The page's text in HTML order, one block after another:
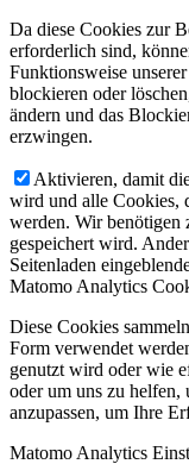
Da diese Cookies zur
erforderlich sind,
Funktionsweise
blockieren oder
ändern und das
erzwingen.
Aktivieren, damit
wird und alle Cookies,
werden. Wir benötigen
gespeichert wird.
Seitenladen
Matomo Analytics
Diese Cookies
Form verwendet
genutzt wird oder wie
oder um uns zu helfen,
anzupassen, um Ihre
Matomo Analytics